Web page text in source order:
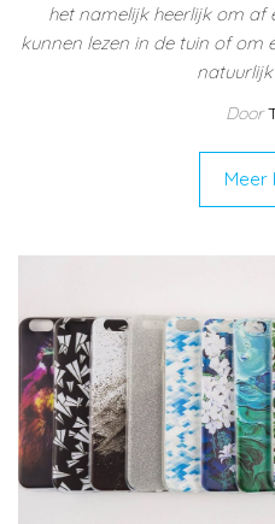
het namelijk heerlijk om af
kunnen lezen in de tuin of om
Door
Meer